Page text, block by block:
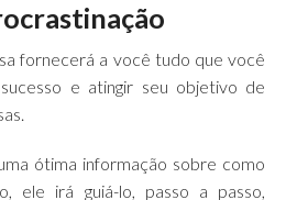
fornecerá a você tudo que você
e atingir seu objetivo de
ótima informação sobre como
ele irá guiá-lo, passo a passo,